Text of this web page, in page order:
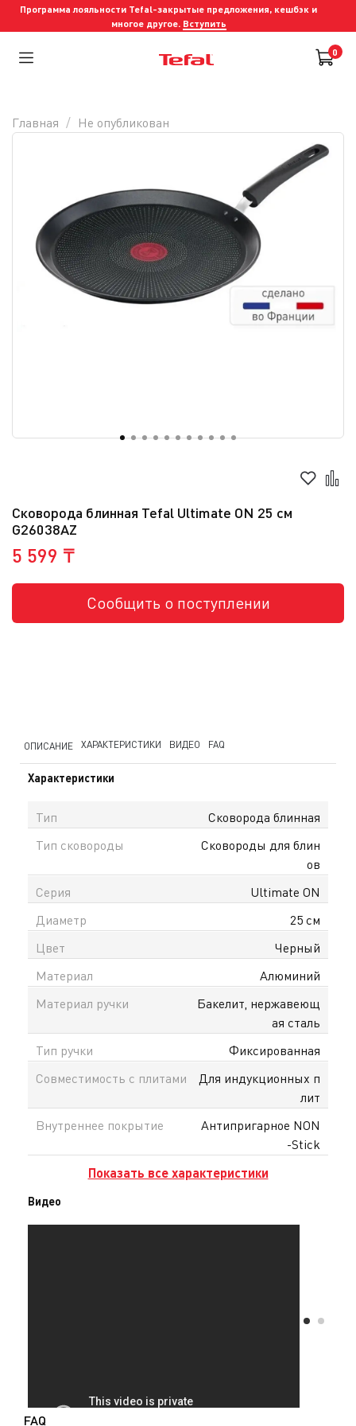
Программа лояльности Tefal-закрытые предложения, кешбэк и
многое другое. Вступить
0
Сковорода блинная Tefal Ultimate ON 25 см
G26038AZ
5 599 ₸
Сообщить о поступлении
Главная Не опубликован
ОПИСАНИЕ ХАРАКТЕРИСТИКИ ВИДЕО FAQ
Характеристики
Тип
Сковорода блинная
Тип сковороды
Сковороды для блин
ов
Серия
Ultimate ON
Диаметр
25 см
Цвет
Черный
Материал
Алюминий
Материал ручки
Бакелит, нержавеющ
ая сталь
Тип ручки
Фиксированная
Совместимость с плитами
Для индукционных п
лит
Внутреннее покрытие
Антипригарное NON
-Stick
Показать все характеристики
Видео
FAQ